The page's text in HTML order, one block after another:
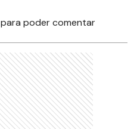
para poder comentar